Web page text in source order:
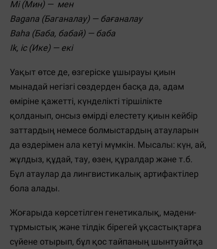
Mi (Мин) — мен
Bagana (Баганалау) — бағаналау
Baha (Баба, бабай) — баба
Ik, ic (Ике) — екі
Уақыт өтсе де, өзгеріске ұшырауы қиын
мынадай негізгі сөздерден басқа да, адам
өміріне қажетті, күнделікті тіршілікте
қолданып, онсыз өмірді елестету қиын кейбір
заттардың немесе болмыстардың атауларын
да өздерімен ала кетуі мүмкін. Мысалы: күн, ай,
жұлдыз, құдай, тау, өзен, құралдар және т.б.
Бұл атаулар да лингвистикалық артифактілер
бола алады.
Жоғарыда көрсетілген генетикалық, мәдени-
тұрмыстық және тілдік бірегей ұқсастықтарға
сүйене отырып, бұл қос тайпаның шынтуайтқа